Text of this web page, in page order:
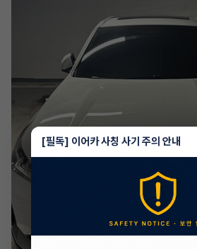
[필독] 이어카 사칭 사기 주의 안내